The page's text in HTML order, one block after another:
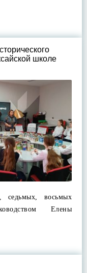
школе
седьмых, восьмых
Елены